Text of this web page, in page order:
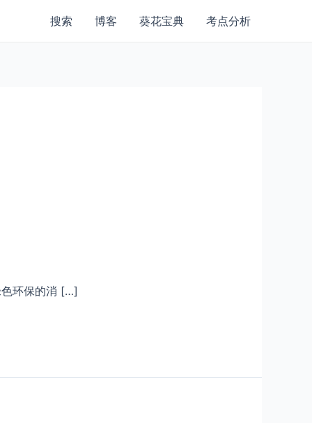
搜索 博客 葵花宝典 考点分析
色环保的消 […]